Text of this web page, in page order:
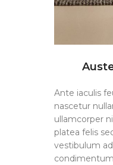
Ante iaculis
nascetur
ullamcorper
platea felis
vestibulum